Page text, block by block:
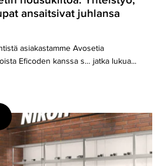
ansaitsivat juhlansa
asiakastamme Avosetia
Eficoden kanssa s… jatka lukua...